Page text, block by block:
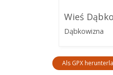
Wieś
Dąbkowizna
Als GPX